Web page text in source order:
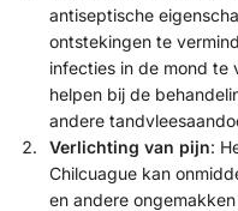
antiseptische
ontstekingen te
infecties in de mond te
helpen bij de
andere
Verlichting van pijn:
Chilcuague kan
en andere